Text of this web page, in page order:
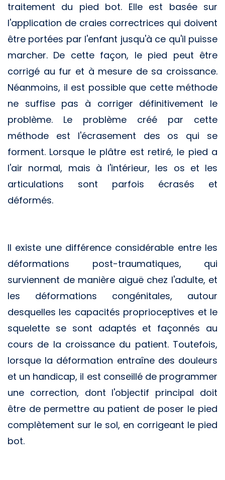
traitement du pied bot. Elle est basée sur
l'application de craies correctrices qui doivent
être portées par l'enfant jusqu'à ce qu'il puisse
marcher. De cette façon, le pied peut être
corrigé au fur et à mesure de sa croissance.
Néanmoins, il est possible que cette méthode
ne suffise pas à corriger définitivement le
problème. Le problème créé par cette
méthode est l'écrasement des os qui se
forment. Lorsque le plâtre est retiré, le pied a
l'air normal, mais à l'intérieur, les os et les
articulations sont parfois écrasés et
déformés.
Il existe une différence considérable entre les
déformations post-traumatiques, qui
surviennent de manière aiguë chez l'adulte, et
les déformations congénitales, autour
desquelles les capacités proprioceptives et le
squelette se sont adaptés et façonnés au
cours de la croissance du patient. Toutefois,
lorsque la déformation entraîne des douleurs
et un handicap, il est conseillé de programmer
une correction, dont l'objectif principal doit
être de permettre au patient de poser le pied
complètement sur le sol, en corrigeant le pied
bot.